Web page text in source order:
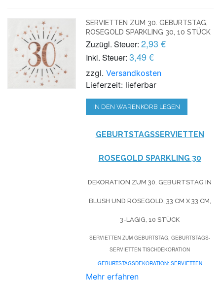
SERVIETTEN ZUM 30. GEBURTSTAG,
ROSEGOLD SPARKLING 30, 10 STÜCK
Zuzügl. Steuer: 2,93 €
Inkl. Steuer: 3,49 €
zzgl.Versandkosten
Lieferzeit: lieferbar
IN DEN WARENKORB LEGEN
GEBURTSTAGSSERVIETTEN
ROSEGOLD SPARKLING 30
DEKORATION ZUM 30. GEBURTSTAG IN
BLUSH UND ROSEGOLD, 33 CM X 33 CM,
3-LAGIG, 10 STÜCK
SERVIETTEN ZUM GEBURTSTAG, GEBURTSTAGS-
SERVIETTEN TISCHDEKORATION
GEBURTSTAGSDEKORATION: SERVIETTEN
Mehr erfahren